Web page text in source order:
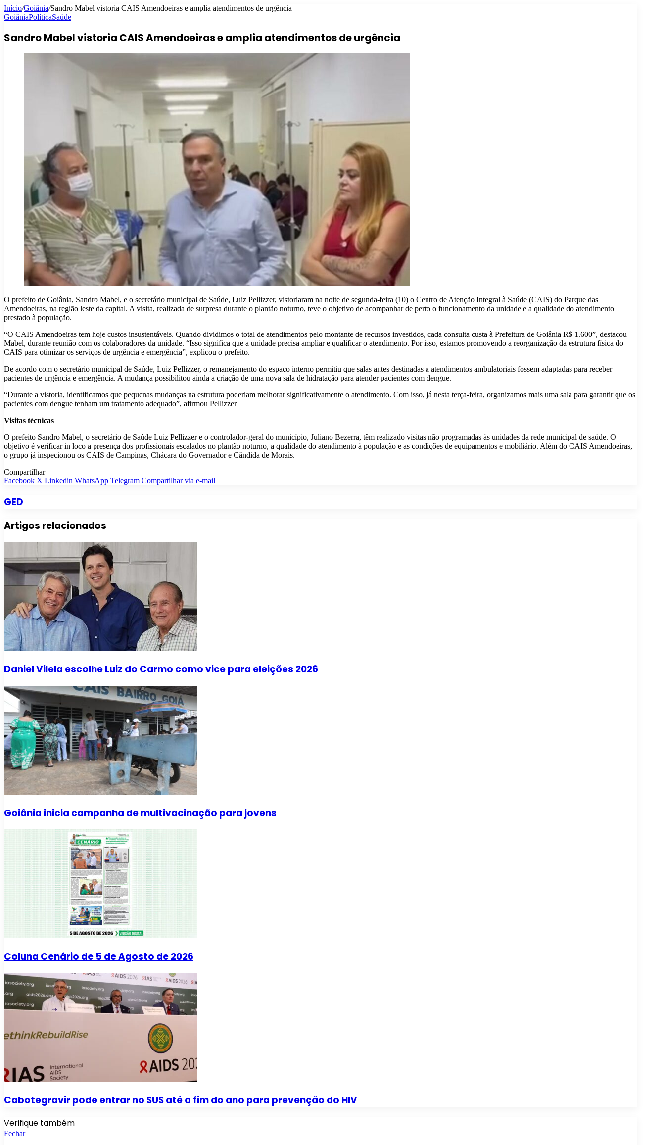
Início/Goiânia/Sandro Mabel vistoria CAIS Amendoeiras e amplia atendimentos de urgência
GoiâniaPolíticaSaúde
Sandro Mabel vistoria CAIS Amendoeiras e amplia atendimentos de urgência
O prefeito de Goiânia, Sandro Mabel, e o secretário municipal de Saúde, Luiz Pellizzer, vistoriaram na noite de segunda-feira (10) o Centro de Atenção Integral à Saúde (CAIS) do Parque das
Amendoeiras, na região leste da capital. A visita, realizada de surpresa durante o plantão noturno, teve o objetivo de acompanhar de perto o funcionamento da unidade e a qualidade do atendimento
prestado à população.
“O CAIS Amendoeiras tem hoje custos insustentáveis. Quando dividimos o total de atendimentos pelo montante de recursos investidos, cada consulta custa à Prefeitura de Goiânia R$ 1.600”, destacou
Mabel, durante reunião com os colaboradores da unidade. “Isso significa que a unidade precisa ampliar e qualificar o atendimento. Por isso, estamos promovendo a reorganização da estrutura física do
CAIS para otimizar os serviços de urgência e emergência”, explicou o prefeito.
De acordo com o secretário municipal de Saúde, Luiz Pellizzer, o remanejamento do espaço interno permitiu que salas antes destinadas a atendimentos ambulatoriais fossem adaptadas para receber
pacientes de urgência e emergência. A mudança possibilitou ainda a criação de uma nova sala de hidratação para atender pacientes com dengue.
“Durante a vistoria, identificamos que pequenas mudanças na estrutura poderiam melhorar significativamente o atendimento. Com isso, já nesta terça-feira, organizamos mais uma sala para garantir que os
pacientes com dengue tenham um tratamento adequado”, afirmou Pellizzer.
Visitas técnicas
O prefeito Sandro Mabel, o secretário de Saúde Luiz Pellizzer e o controlador-geral do município, Juliano Bezerra, têm realizado visitas não programadas às unidades da rede municipal de saúde. O
objetivo é verificar in loco a presença dos profissionais escalados no plantão noturno, a qualidade do atendimento à população e as condições de equipamentos e mobiliário. Além do CAIS Amendoeiras,
o grupo já inspecionou os CAIS de Campinas, Chácara do Governador e Cândida de Morais.
Compartilhar
Facebook X Linkedin WhatsApp Telegram Compartilhar via e-mail
GED
Artigos relacionados
Daniel Vilela escolhe Luiz do Carmo como vice para eleições 2026
Goiânia inicia campanha de multivacinação para jovens
Coluna Cenário de 5 de Agosto de 2026
Cabotegravir pode entrar no SUS até o fim do ano para prevenção do HIV
Verifique também
Fechar